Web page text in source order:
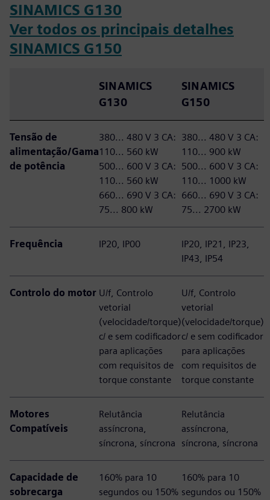
SINAMICS G130
Ver todos os principais detalhes
SINAMICS G150
SINAMICS
G130
SINAMICS
G150
Tensão de
alimentação/Gama
de potência
380... 480 V 3 CA:
110... 560 kW
500... 600 V 3 CA:
110... 560 kW
660... 690 V 3 CA:
75... 800 kW
380... 480 V 3 CA:
110... 900 kW
500... 600 V 3 CA:
110... 1000 kW
660... 690 V 3 CA:
75... 2700 kW
Frequência IP20, IP00
IP20, IP21, IP23,
IP43, IP54
Controlo do motor U/f, Controlo
vetorial
(velocidade/torque)
c/ e sem codificador
para aplicações
com requisitos de
torque constante
U/f, Controlo
vetorial
(velocidade/torque)
c/ e sem codificador
para aplicações
com requisitos de
torque constante
Motores
Compatíveis
Relutância
assíncrona,
síncrona, síncrona
Relutância
assíncrona,
síncrona, síncrona
Capacidade de
sobrecarga
160% para 10
segundos ou 150%
160% para 10
segundos ou 150%